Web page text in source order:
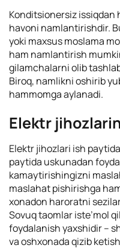
Konditsionersiz issiqdan
havoni namlantirishdir.
yoki maxsus moslama
ham namlantirish
gilamchalarni olib
Biroq, namlikni oshirib
hammomga aylanadi.
Elektr
Elektr jihozlari ish
paytida uskunadan
kamaytirishingizni
maslahat pishirishga
xonadon haroratni
Sovuq taomlar iste’mol
foydalanish yaxshidir –
va oshxonada qizib